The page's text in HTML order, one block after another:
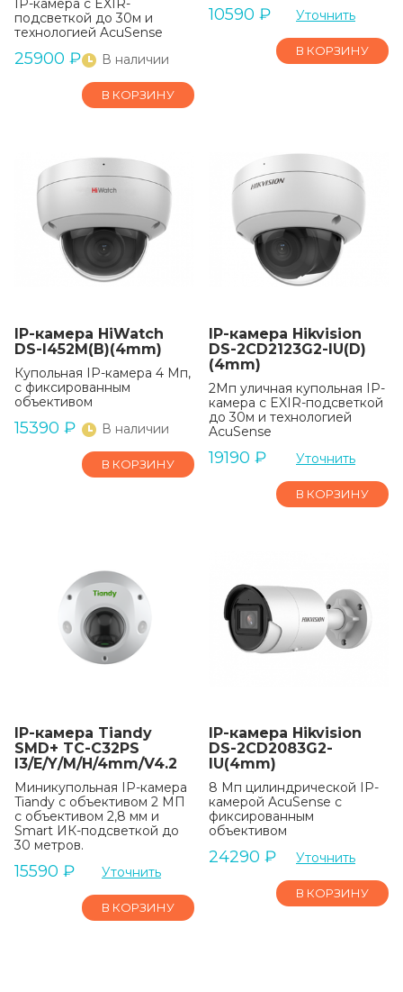
IP-камера с EXIR-
подсветкой до 30м и
технологией AcuSense
25900 ₽ В наличии
В КОРЗИНУ
10590 ₽ Уточнить
В КОРЗИНУ
IP-камера HiWatch
DS-I452M(B)(4mm)
Купольная IP-камера 4 Мп,
с фиксированным
объективом
15390 ₽ В наличии
В КОРЗИНУ
IP-камера Hikvision
DS-2CD2123G2-IU(D)
(4mm)
2Мп уличная купольная IP-
камера с EXIR-подсветкой
до 30м и технологией
AcuSense
19190 ₽ Уточнить
В КОРЗИНУ
IP-камера Tiandy
SMD+ TC-C32PS
I3/E/Y/M/H/4mm/V4.2
Миникупольная IP-камера
Tiandy с объективом 2 МП
с объективом 2,8 мм и
Smart ИК-подсветкой до
30 метров.
15590 ₽ Уточнить
В КОРЗИНУ
IP-камера Hikvision
DS-2CD2083G2-
IU(4mm)
8 Мп цилиндрической IP-
камерой AcuSense с
фиксированным
объективом
24290 ₽ Уточнить
В КОРЗИНУ